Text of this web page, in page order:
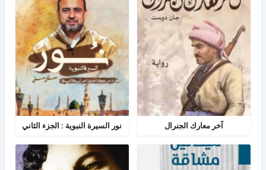
آخر معارك الجنرال نور السيرة النبوية : الجزء الثاني